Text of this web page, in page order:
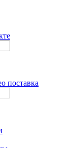
поставка